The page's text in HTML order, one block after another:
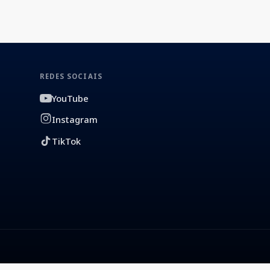
REDES SOCIAIS
YouTube
Instagram
TikTok